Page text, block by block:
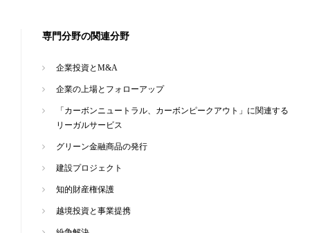
専門分野の関連分野
企業投資とM&A
企業の上場とフォローアップ
「カーボンニュートラル、カーボンピークアウト」に関連する
リーガルサービス
グリーン金融商品の発行
建設プロジェクト
知的財産権保護
越境投資と事業提携